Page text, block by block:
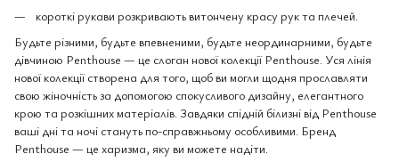
короткі рукави розкривають витончену красу рук та плечей.
Будьте різними, будьте впевненими, будьте неординарними, будьте
дівчиною Penthouse — це слоган нової колекції Penthouse. Уся лінія
нової колекції створена для того, щоб ви могли щодня прославляти
свою жіночність за допомогою спокусливого дизайну, елегантного
крою та розкішних матеріалів. Завдяки спідній білизні від Penthouse
ваші дні та ночі стануть по-справжньому особливими. Бренд
Penthouse — це харизма, яку ви можете надіти.